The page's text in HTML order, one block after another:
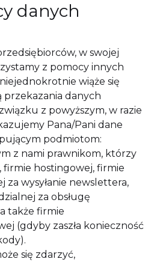
danych
w swojej
z pomocy innych
wiąże się
przekazania danych
z powyższym, w razie
Pana/Pani dane
podmiotom:
z nami prawnikom, którzy
firmie hostingowej, firmie
za wysyłanie newslettera,
za obsługę
także firmie
(gdyby zaszła konieczność
się zdarzyć,